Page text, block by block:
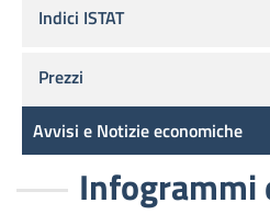
Infogrammi
Indici ISTAT
Prezzi
Avvisi e Notizie economiche